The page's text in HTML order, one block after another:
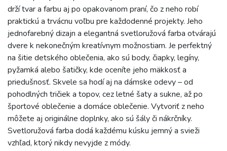
drží tvar a farbu aj po opakovanom praní, čo z neho robí
praktickú a trvácnu voľbu pre každodenné projekty. Jeho
jednofarebný dizajn a elegantná svetloružová farba otvárajú
dvere k nekonečným kreatívnym možnostiam. Je perfektný
na šitie detského oblečenia, ako sú body, čiapky, legíny,
pyžamká alebo šatičky, kde oceníte jeho mäkkosť a
priedušnosť. Skvele sa hodí aj na dámske odevy – od
pohodlných tričiek a topov, cez letné šaty a sukne, až po
športové oblečenie a domáce oblečenie. Vytvoriť z neho
môžete aj originálne doplnky, ako sú šály či nákrčníky.
Svetloružová farba dodá každému kúsku jemný a svieži
vzhľad, ktorý nikdy nevyjde z módy.